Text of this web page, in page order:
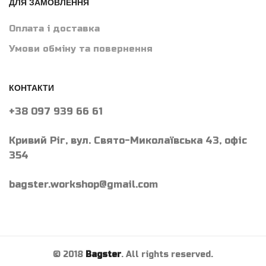
Оплата і доставка
Умови обміну та повернення
КОНТАКТИ
+38 097 939 66 61
Кривий Ріг, вул. Свято-Миколаївська 43, офіс
354
bagster.workshop@gmail.com
© 2018 Bagster. All rights reserved.